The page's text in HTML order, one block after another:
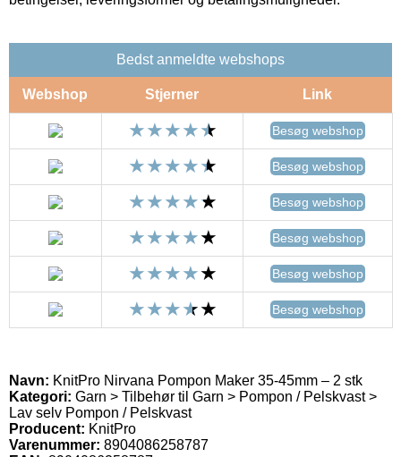
Bedst anmeldte webshops
Webshop Stjerner Link
Besøg webshop
Besøg webshop
Besøg webshop
Besøg webshop
Besøg webshop
Besøg webshop
Navn: KnitPro Nirvana Pompon Maker 35-45mm – 2 stk
Kategori: Garn > Tilbehør til Garn > Pompon / Pelskvast >
Lav selv Pompon / Pelskvast
Producent: KnitPro
Varenummer: 8904086258787